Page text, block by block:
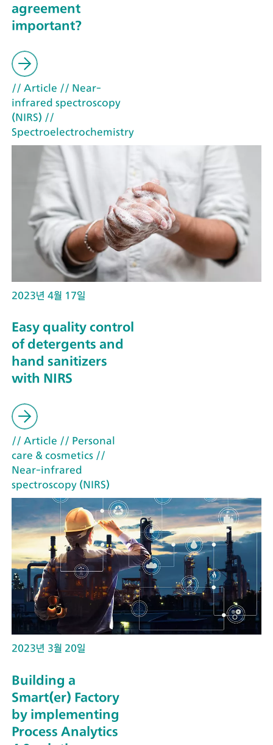
agreement
important?
// Article // Near-
infrared spectroscopy
(NIRS) //
Spectroelectrochemistry
2023년 4월 17일
Easy quality control
of detergents and
hand sanitizers
with NIRS
// Article // Personal
care & cosmetics //
Near-infrared
spectroscopy (NIRS)
2023년 3월 20일
Building a
Smart(er) Factory
by implementing
Process Analytics